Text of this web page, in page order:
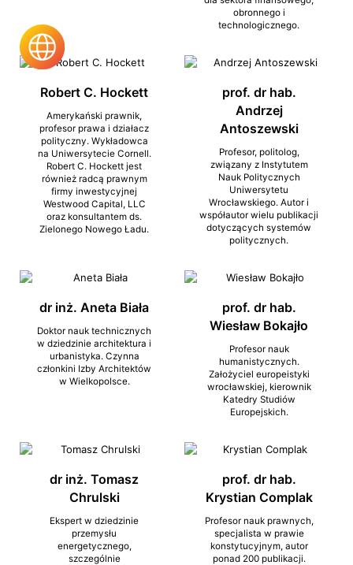
obronnego i
technologicznego.
Robert C. Hockett
Amerykański prawnik,
profesor prawa i działacz
polityczny. Wykładowca
na Uniwersytecie Cornell.
Robert C. Hockett jest
również radcą prawnym
firmy inwestycyjnej
Westwood Capital, LLC
oraz konsultantem ds.
Zielonego Nowego Ładu.
prof. dr hab.
Andrzej
Antoszewski
Profesor, politolog,
związany z Instytutem
Nauk Politycznych
Uniwersytetu
Wrocławskiego. Autor i
współautor wielu publikacji
dotyczących systemów
politycznych.
dr inż. Aneta Biała
Doktor nauk technicznych
w dziedzinie architektura i
urbanistyka. Czynna
członkini Izby Architektów
w Wielkopolsce.
prof. dr hab.
Wiesław Bokajło
Profesor nauk
humanistycznych.
Założyciel europeistyki
wrocławskiej, kierownik
Katedry Studiów
Europejskich.
dr inż. Tomasz
Chrulski
Ekspert w dziedzinie
przemysłu
energetycznego,
szczególnie
prof. dr hab.
Krystian Complak
Profesor nauk prawnych,
specjalista w prawie
konstytucyjnym, autor
ponad 200 publikacji.